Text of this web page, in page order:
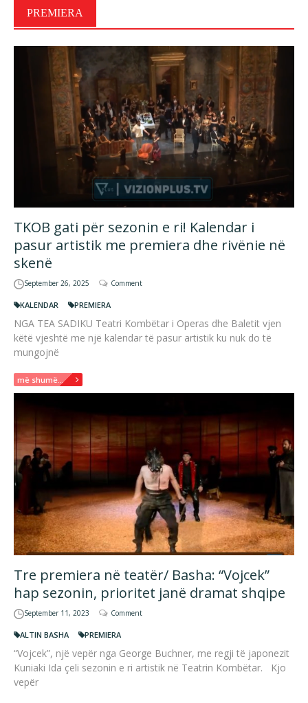
PREMIERA
TKOB gati për sezonin e ri! Kalendar i
pasur artistik me premiera dhe rivënie në
skenë
September 26, 2025 Comment
KALENDAR PREMIERA
NGA TEA SADIKU Teatri Kombëtar i Operas dhe Baletit vjen
këtë vjeshtë me një kalendar të pasur artistik ku nuk do të
mungojnë
më shumë...
Tre premiera në teatër/ Basha: “Vojcek”
hap sezonin, prioritet janë dramat shqipe
September 11, 2023 Comment
ALTIN BASHA PREMIERA
“Vojcek”, një vepër nga George Buchner, me regji të japonezit
Kuniaki Ida çeli sezonin e ri artistik në Teatrin Kombëtar. Kjo
vepër